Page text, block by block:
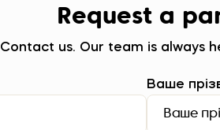
Request a
Contact us. Our team is always
Ваше